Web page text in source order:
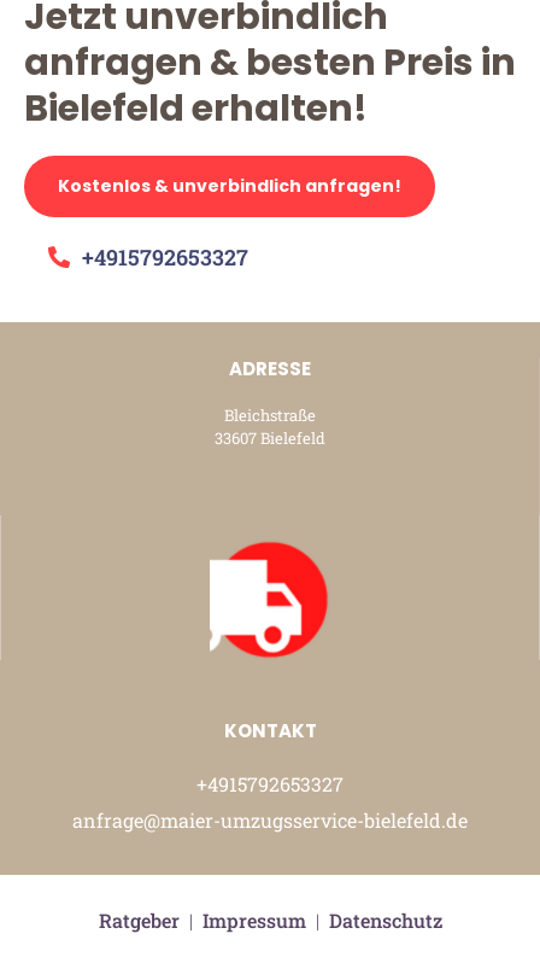
Jetzt unverbindlich
anfragen & besten Preis in
Bielefeld erhalten!
Kostenlos & unverbindlich anfragen!
+4915792653327
ADRESSE
Bleichstraße
33607 Bielefeld
KONTAKT
+4915792653327
anfrage@maier-umzugsservice-bielefeld.de
Ratgeber| Impressum| Datenschutz